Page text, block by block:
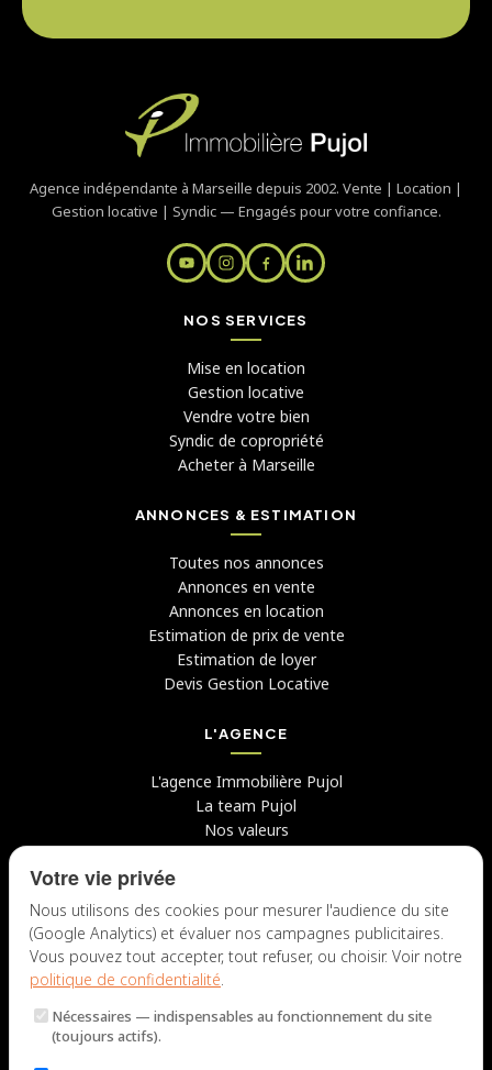
Agence indépendante à Marseille depuis 2002. Vente | Location |
Gestion locative | Syndic — Engagés pour votre confiance.
NOS SERVICES
Mise en location
Gestion locative
Vendre votre bien
Syndic de copropriété
Acheter à Marseille
ANNONCES & ESTIMATION
Toutes nos annonces
Annonces en vente
Annonces en location
Estimation de prix de vente
Estimation de loyer
Devis Gestion Locative
L'AGENCE
L'agence Immobilière Pujol
La team Pujol
Nos valeurs
Avis clients
Candidater chez nous
NOUS CONTACTER
Lun – Jeu : 9h – 12h / 14h – 18h
Votre vie privée
Nous utilisons des cookies pour mesurer l'audience du site
(Google Analytics) et évaluer nos campagnes publicitaires.
Vous pouvez tout accepter, tout refuser, ou choisir. Voir notre
politique de confidentialité.
Nécessaires — indispensables au fonctionnement du site
(toujours actifs).